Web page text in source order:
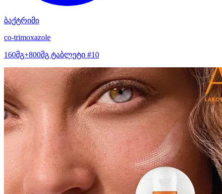
ბაქტრიმი
co-trimoxazole
160მგ+800მგ ტაბლეტი #10